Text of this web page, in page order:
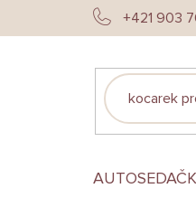
+421 903